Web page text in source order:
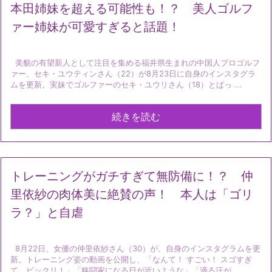
本田姉妹を超える可能性も！？ 美人ゴルフ
ァー姉妹が可愛すぎると話題！
美貌の有望新人として注目を集める福井県生まれの中国人プロゴルフ
ァー、セキ・ユウティンさん（22）が8月23日に自身のインスタグラ
ムを更新。実妹でゴルファーのセキ・ユウリさん（18）とばっ ...
続きを読む
トレーニングがガチすぎて無防備に！？ 仲
里依紗の肉体美に絶賛の声！ 本人は「ゴリ
ラ？」と自虐
8月22日、女優の仲里依紗さん（30）が、自身のインスタグラムを更
新。トレーニング姿の動画を公開し、「なんて！ すごい！ スゴすぎ